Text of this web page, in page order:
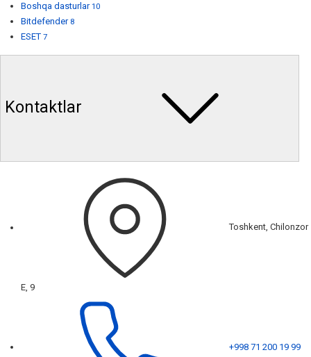
Boshqa dasturlar 10
Bitdefender 8
ESET 7
Kontaktlar
Toshkent, Chilonzor
E, 9
+998 71 200 19 99